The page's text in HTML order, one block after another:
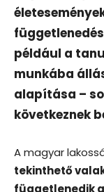
például a
munkába
alapítása –
következnek
A magyar
tekinthető
függetlenedik